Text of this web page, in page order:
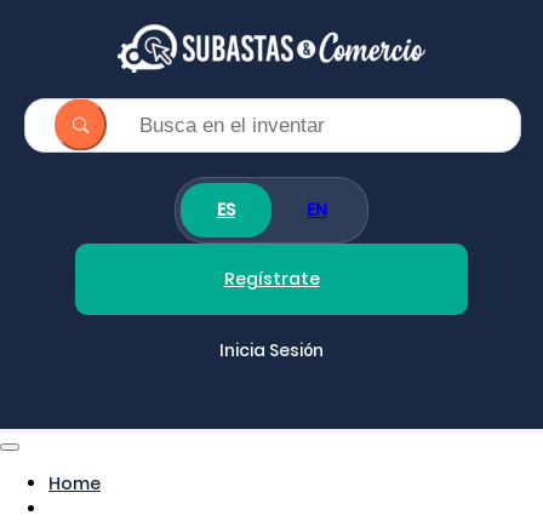
ES EN
Regístrate
Inicia Sesión
Home